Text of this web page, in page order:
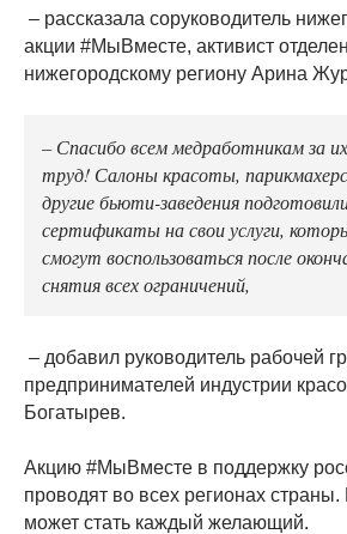
– рассказала соруководитель
акции #МыВместе, активист
нижегородскому региону Арина
– Спасибо всем медработникам за
труд! Салоны красоты,
другие бьюти-заведения
сертификаты на свои услуги,
смогут воспользоваться после
снятия всех ограничений,
– добавил руководитель рабочей
предпринимателей индустрии
Богатырев.
Акцию #МыВместе в поддержку
проводят во всех регионах страны.
может стать каждый желающий.